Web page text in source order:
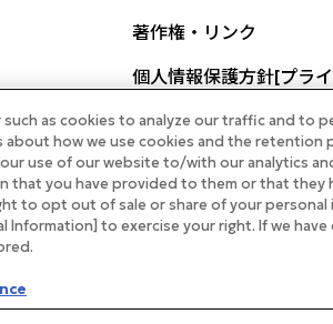
著作権・リンク
個人情報保護方針[プラ
FEATURES
帝国ホテルのカレーをご
as cookies to analyze our traffic and to
about how we use cookies and the retention
use of our website to/with our analytics
that you have provided to them or that they
to opt out of sale or share of your personal
Information] to exercise your right. If we